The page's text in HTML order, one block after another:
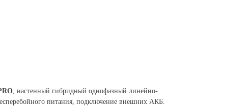
, настенный гибридный однофазный линейно-
питания, подключение внешних АКБ.